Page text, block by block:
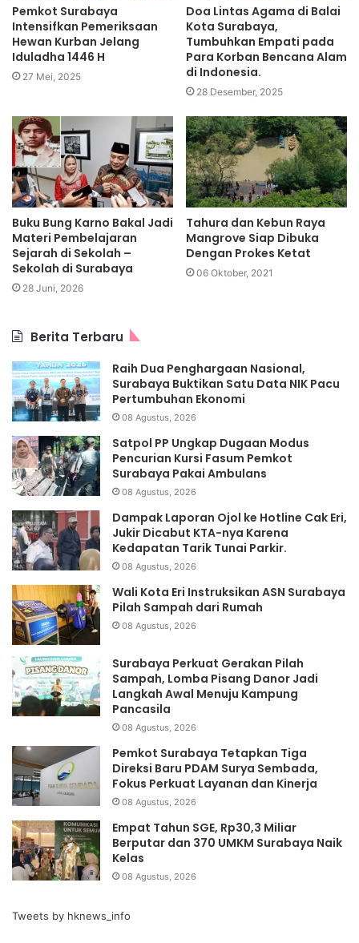
Pemkot Surabaya
Intensifkan Pemeriksaan
Hewan Kurban Jelang
Iduladha 1446 H
27 Mei, 2025
Doa Lintas Agama di Balai
Kota Surabaya,
Tumbuhkan Empati pada
Para Korban Bencana Alam
di Indonesia.
28 Desember, 2025
Buku Bung Karno Bakal Jadi
Materi Pembelajaran
Sejarah di Sekolah –
Sekolah di Surabaya
28 Juni, 2026
Tahura dan Kebun Raya
Mangrove Siap Dibuka
Dengan Prokes Ketat
06 Oktober, 2021
Berita Terbaru
Raih Dua Penghargaan Nasional,
Surabaya Buktikan Satu Data NIK Pacu
Pertumbuhan Ekonomi
08 Agustus, 2026
Satpol PP Ungkap Dugaan Modus
Pencurian Kursi Fasum Pemkot
Surabaya Pakai Ambulans
08 Agustus, 2026
Dampak Laporan Ojol ke Hotline Cak Eri,
Jukir Dicabut KTA-nya Karena
Kedapatan Tarik Tunai Parkir.
08 Agustus, 2026
Wali Kota Eri Instruksikan ASN Surabaya
Pilah Sampah dari Rumah
08 Agustus, 2026
Surabaya Perkuat Gerakan Pilah
Sampah, Lomba Pisang Danor Jadi
Langkah Awal Menuju Kampung
Pancasila
08 Agustus, 2026
Pemkot Surabaya Tetapkan Tiga
Direksi Baru PDAM Surya Sembada,
Fokus Perkuat Layanan dan Kinerja
08 Agustus, 2026
Empat Tahun SGE, Rp30,3 Miliar
Berputar dan 370 UMKM Surabaya Naik
Kelas
08 Agustus, 2026
Tweets by hknews_info